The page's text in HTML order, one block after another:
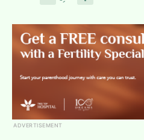
ADVERTISEMENT